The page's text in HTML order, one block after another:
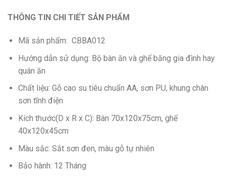
THÔNG TIN CHI TIẾT SẢN PHẨM
Mã sản phẩm: CBBA012
Hướng dẫn sử dụng: Bộ bàn ăn và ghế băng gia đình hay
quán ăn
Chất liệu: Gỗ cao su tiêu chuẩn AA, sơn PU, khung chân
sơn tĩnh điện
Kích thước(D x R x C): Bàn 70x120x75cm, ghế
40x120x45cm
Màu sắc: Sắt sơn đen, màu gỗ tự nhiên
Bảo hành: 12 Tháng